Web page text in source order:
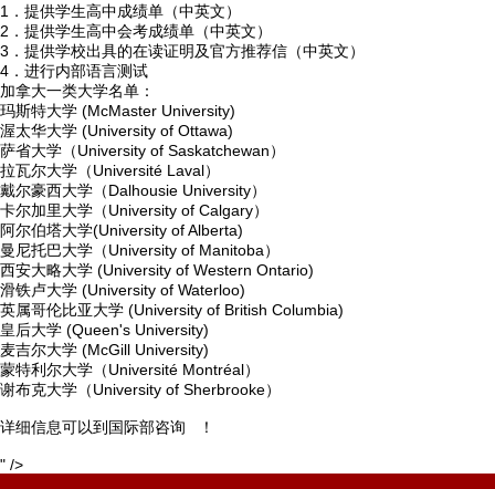
1．提供学生高中成绩单（中英文）
2．提供学生高中会考成绩单（中英文）
3．提供学校出具的在读证明及官方推荐信（中英文）
4．进行内部语言测试
加拿大一类大学名单：
玛斯特大学 (McMaster University)
渥太华大学 (University of Ottawa)
萨省大学（University of Saskatchewan）
拉瓦尔大学（Université Laval）
戴尔豪西大学（Dalhousie University）
卡尔加里大学（University of Calgary）
阿尔伯塔大学(University of Alberta)
曼尼托巴大学（University of Manitoba）
西安大略大学 (University of Western Ontario)
滑铁卢大学 (University of Waterloo)
英属哥伦比亚大学 (University of British Columbia)
皇后大学 (Queen's University)
麦吉尔大学 (McGill University)
蒙特利尔大学（Université Montréal）
谢布克大学（University of Sherbrooke）
详细信息可以到国际部咨询 ！
" />